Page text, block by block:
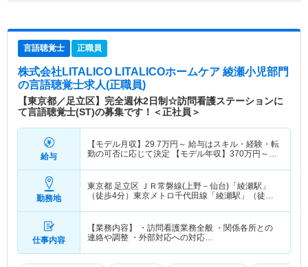
言語聴覚士 正職員
株式会社LITALICO LITALICOホームケア 綾瀬小児部門
の言語聴覚士求人(正職員)
【東京都／足立区】完全週休2日制☆訪問看護ステーションに
て言語聴覚士(ST)の募集です！＜正社員＞
給与
【モデル月収】 29.7万円～ 給与はスキル・経験・転
勤の可否に応じて決定 【モデル年収】 370万円～
勤務地
東京都 足立区 ＪＲ常磐線(上野－仙台)「綾瀬駅」
（徒歩4分）東京メトロ千代田線「綾瀬駅」（徒歩4
仕事内容
【業務内容】 ・訪問看護業務全般 ・関係各所との
連絡や調整 ・外部対応への対応…